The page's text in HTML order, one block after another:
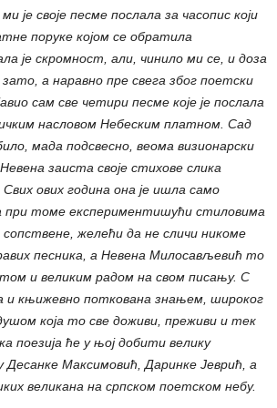
је своје песме послала за часопис који
поруке којом се обратила
је скромност, али, чинило ми се, и доза
а наравно пре свега због поетски
сам све четири песме које је послала
насловом Небеским платном. Сад
мада подсвесно, веома визионарски
заиста своје стихове слика
ових година она је ишла само
при томе експериментишући стиловима
желећи да не сличи никоме
песника, а Невена Милосављевић то
и великим радом на свом писању. С
и књижевно поткована знањем, широког
која то све доживи, преживи и тек
поезија ће у њој добити велику
Десанке Максимовић, Даринке Јеврић, а
великана на српском поетском небу.